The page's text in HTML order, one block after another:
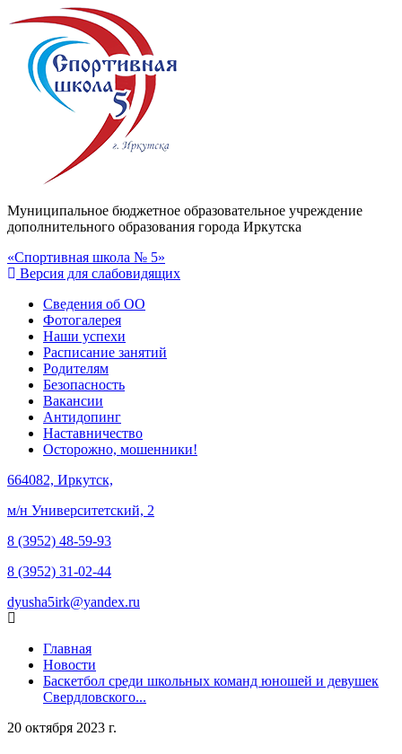
Муниципальное бюджетное образовательное учреждение
дополнительного образования города Иркутска
«Спортивная школа № 5»
Версия для слабовидящих
Сведения об ОО
Фотогалерея
Наши успехи
Расписание занятий
Родителям
Безопасность
Вакансии
Антидопинг
Наставничество
Осторожно, мошенники!
664082, Иркутск,
м/н Университетский, 2
8 (3952) 48-59-93
8 (3952) 31-02-44
dyusha5irk@yandex.ru
Главная
Новости
Баскетбол среди школьных команд юношей и девушек
Свердловского...
20 октября 2023 г.